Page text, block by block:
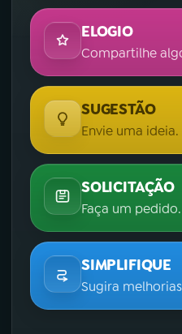
ELOGIO
Compartilhe
SUGESTÃO
Envie uma ideia.
SOLICITAÇÃO
Faça um pedido.
SIMPLIFIQUE
Sugira